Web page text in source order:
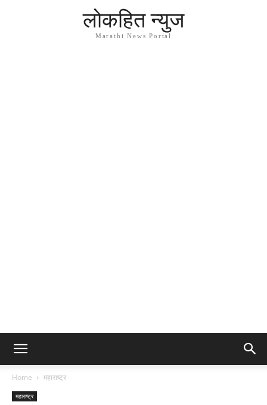
लोकहित न्युज
Marathi News Portal
Home महाराष्ट्र
महाराष्ट्र